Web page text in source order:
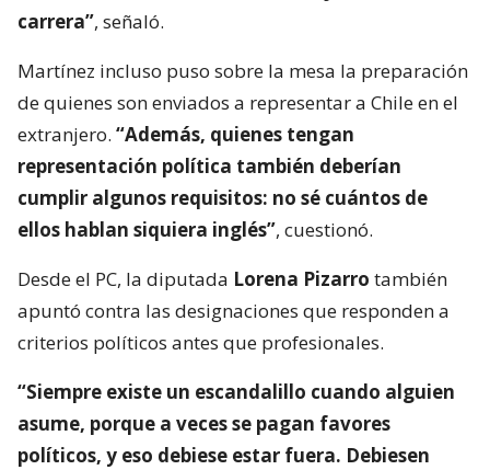
carrera”, señaló.
Martínez incluso puso sobre la mesa la preparación
de quienes son enviados a representar a Chile en el
extranjero. “Además, quienes tengan
representación política también deberían
cumplir algunos requisitos: no sé cuántos de
ellos hablan siquiera inglés”, cuestionó.
Desde el PC, la diputada Lorena Pizarro también
apuntó contra las designaciones que responden a
criterios políticos antes que profesionales.
“Siempre existe un escandalillo cuando alguien
asume, porque a veces se pagan favores
políticos, y eso debiese estar fuera. Debiesen